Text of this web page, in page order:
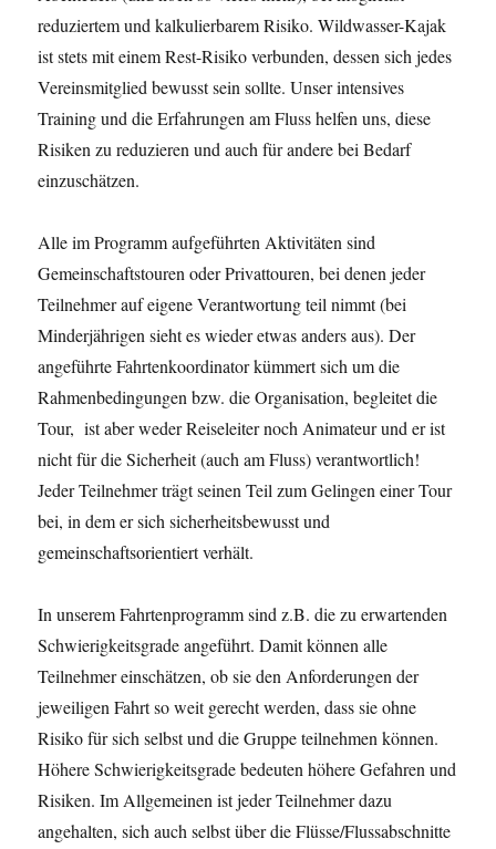
reduziertem und kalkulierbarem Risiko. Wildwasser-Kajak
ist stets mit einem Rest-Risiko verbunden, dessen sich jedes
Vereinsmitglied bewusst sein sollte. Unser intensives
Training und die Erfahrungen am Fluss helfen uns, diese
Risiken zu reduzieren und auch für andere bei Bedarf
einzuschätzen.
Alle im Programm aufgeführten Aktivitäten sind
Gemeinschaftstouren oder Privattouren, bei denen jeder
Teilnehmer auf eigene Verantwortung teil nimmt (bei
Minderjährigen sieht es wieder etwas anders aus). Der
angeführte Fahrtenkoordinator kümmert sich um die
Rahmenbedingungen bzw. die Organisation, begleitet die
Tour, ist aber weder Reiseleiter noch Animateur und er ist
nicht für die Sicherheit (auch am Fluss) verantwortlich!
Jeder Teilnehmer trägt seinen Teil zum Gelingen einer Tour
bei, in dem er sich sicherheitsbewusst und
gemeinschaftsorientiert verhält.
In unserem Fahrtenprogramm sind z.B. die zu erwartenden
Schwierigkeitsgrade angeführt. Damit können alle
Teilnehmer einschätzen, ob sie den Anforderungen der
jeweiligen Fahrt so weit gerecht werden, dass sie ohne
Risiko für sich selbst und die Gruppe teilnehmen können.
Höhere Schwierigkeitsgrade bedeuten höhere Gefahren und
Risiken. Im Allgemeinen ist jeder Teilnehmer dazu
angehalten, sich auch selbst über die Flüsse/Flussabschnitte